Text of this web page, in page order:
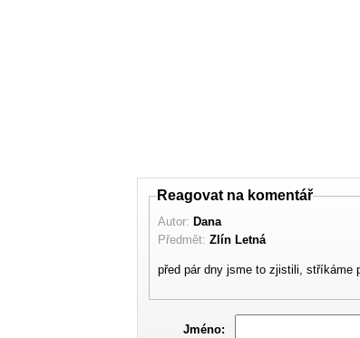
Reagovat na komentář
Autor:Dana
Předmět:Zlín Letná
před pár dny jsme to zjistili, stříkáme
Jméno: